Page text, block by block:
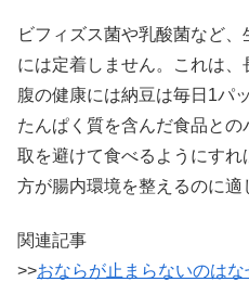
ビフィズス菌や乳酸菌など
には定着しません。これは
腹の健康には納豆は毎日1パ
たんぱく質を含んだ食品と
取を避けて食べるようにす
方が腸内環境を整えるのに適
関連記事
>>おならが止まらないのは